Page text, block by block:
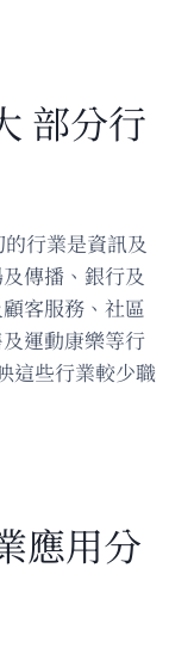
部分行
行業是資訊及
傳播、銀行及
客服務、社區
運動康樂等行
這些行業較少職
應用分